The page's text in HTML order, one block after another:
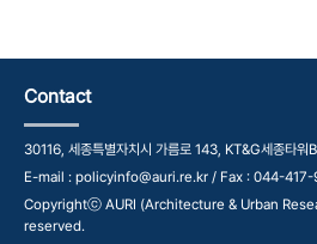
Contact
30116, 세종특별자치시 가름로 143, KT&G세종타워
E-mail : policyinfo@auri.re.kr / Fax : 044-417-
Copyrightⓒ AURI (Architecture & Urban
reserved.